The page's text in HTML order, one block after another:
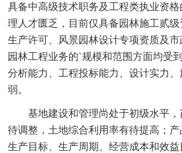
具备中高级技术职务及工程类执业资
理人才匮乏，目前仅具备园林施工贰
生产许可、风景园林设计专项资质及
园林工程业务的`规模和范围方面均受
分析能力、工程投标能力、设计实力
弱。
基地建设和管理尚处于初级水平
待调整，土地综合利用率有待提高；
生产目标、生产周期、经营成本和效